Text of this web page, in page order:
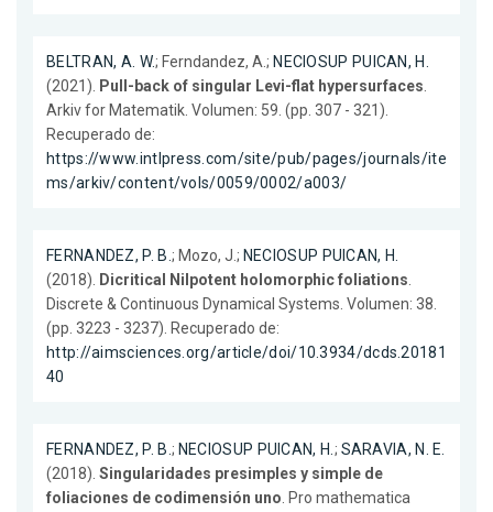
BELTRAN, A. W.; Ferndandez, A.; NECIOSUP PUICAN, H.
(2021). Pull-back of singular Levi-flat hypersurfaces.
Arkiv for Matematik. Volumen: 59. (pp. 307 - 321).
Recuperado de:
https://www.intlpress.com/site/pub/pages/journals/ite
ms/arkiv/content/vols/0059/0002/a003/
FERNANDEZ, P. B.; Mozo, J.; NECIOSUP PUICAN, H.
(2018). Dicritical Nilpotent holomorphic foliations.
Discrete & Continuous Dynamical Systems. Volumen: 38.
(pp. 3223 - 3237). Recuperado de:
http://aimsciences.org/article/doi/10.3934/dcds.20181
40
FERNANDEZ, P. B.; NECIOSUP PUICAN, H.; SARAVIA, N. E.
(2018). Singularidades presimples y simple de
foliaciones de codimensión uno. Pro mathematica